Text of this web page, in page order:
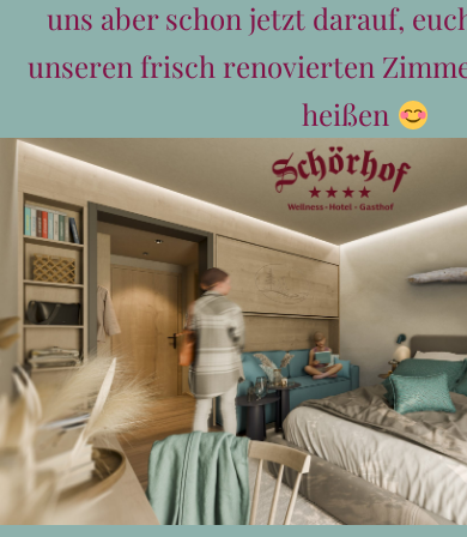
€
deftiger
In den
uns aber schon jetzt darauf,
unseren frisch renovierten
heißen